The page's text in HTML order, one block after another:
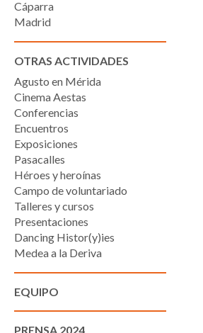
Cáparra
Madrid
OTRAS ACTIVIDADES
Agusto en Mérida
Cinema Aestas
Conferencias
Encuentros
Exposiciones
Pasacalles
Héroes y heroínas
Campo de voluntariado
Talleres y cursos
Presentaciones
Dancing Histor(y)ies
Medea a la Deriva
EQUIPO
PRENSA 2024